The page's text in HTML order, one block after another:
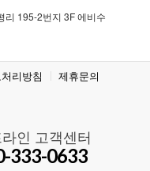
리 195-2번지 3F 에비수
리방침 제휴문의
인 고객센터
333-0633